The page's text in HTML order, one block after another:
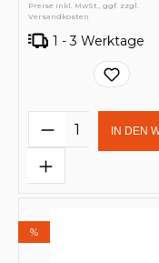
Preise inkl. MwSt., ggf. zzgl.
Versandkosten
1 - 3 Werktage
ProduktIN DEN
%